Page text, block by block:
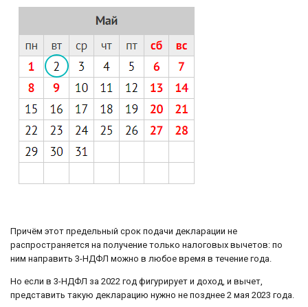
Причём этот предельный срок подачи декларации не
распространяется на получение только налоговых вычетов: по
ним направить 3-НДФЛ можно в любое время в течение года.
Но если в 3-НДФЛ за 2022 год фигурирует и доход, и вычет,
представить такую декларацию нужно не позднее 2 мая 2023 года.